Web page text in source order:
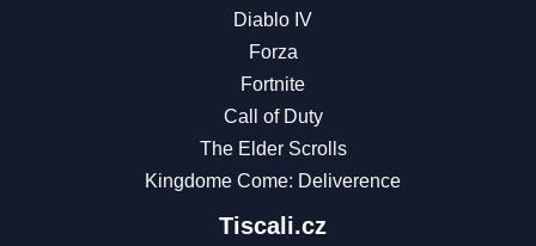
Diablo IV
Forza
Fortnite
Call of Duty
The Elder Scrolls
Kingdome Come: Deliverence
Tiscali.cz